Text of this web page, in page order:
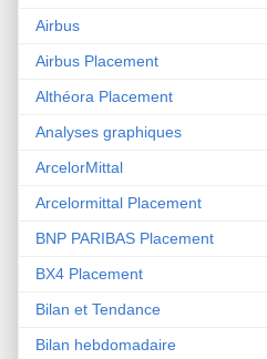
Airbus
Airbus Placement
Althéora Placement
Analyses graphiques
ArcelorMittal
Arcelormittal Placement
BNP PARIBAS Placement
BX4 Placement
Bilan et Tendance
Bilan hebdomadaire